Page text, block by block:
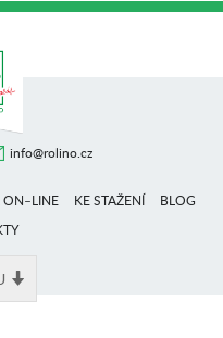
info@rolino.cz
ON–LINE KE STAŽENÍ
BLOG